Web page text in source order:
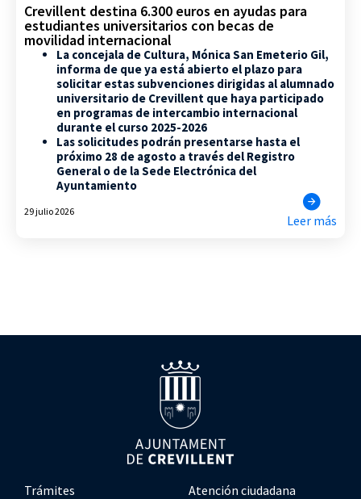
Crevillent destina 6.300 euros en ayudas para
estudiantes universitarios con becas de
movilidad internacional
La concejala de Cultura, Mónica San Emeterio Gil,
informa de que ya está abierto el plazo para
solicitar estas subvenciones dirigidas al alumnado
universitario de Crevillent que haya participado
en programas de intercambio internacional
durante el curso 2025-2026
Las solicitudes podrán presentarse hasta el
próximo 28 de agosto a través del Registro
General o de la Sede Electrónica del
Ayuntamiento
29 julio 2026
Leer más
Trámites
Atención ciudadana